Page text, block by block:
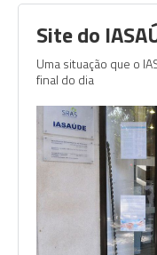
Site do
Uma situação que o
final do dia